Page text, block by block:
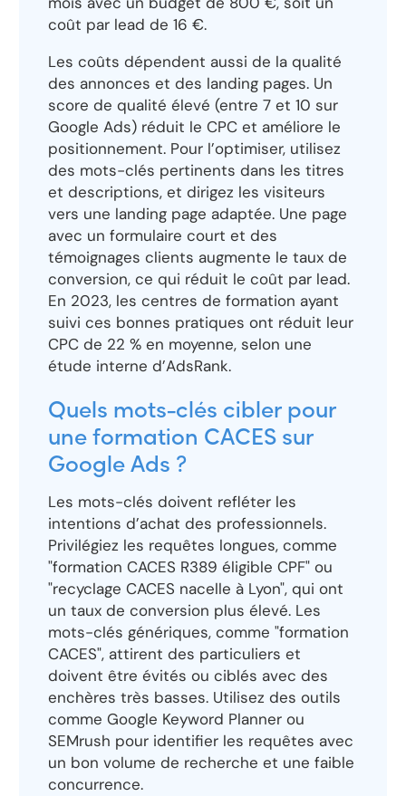
coût par lead de 16 €.
Les coûts dépendent aussi de la qualité
des annonces et des landing pages. Un
score de qualité élevé (entre 7 et 10 sur
Google Ads) réduit le CPC et améliore le
positionnement. Pour l’optimiser, utilisez
des mots-clés pertinents dans les titres
et descriptions, et dirigez les visiteurs
vers une landing page adaptée. Une page
avec un formulaire court et des
témoignages clients augmente le taux de
conversion, ce qui réduit le coût par lead.
En 2023, les centres de formation ayant
suivi ces bonnes pratiques ont réduit leur
CPC de 22 % en moyenne, selon une
étude interne d’AdsRank.
Quels mots-clés cibler pour
une formation CACES sur
Google Ads ?
Les mots-clés doivent refléter les
intentions d’achat des professionnels.
Privilégiez les requêtes longues, comme
"formation CACES R389 éligible CPF" ou
"recyclage CACES nacelle à Lyon", qui ont
un taux de conversion plus élevé. Les
mots-clés génériques, comme "formation
CACES", attirent des particuliers et
doivent être évités ou ciblés avec des
enchères très basses. Utilisez des outils
comme Google Keyword Planner ou
SEMrush pour identifier les requêtes avec
un bon volume de recherche et une faible
concurrence.